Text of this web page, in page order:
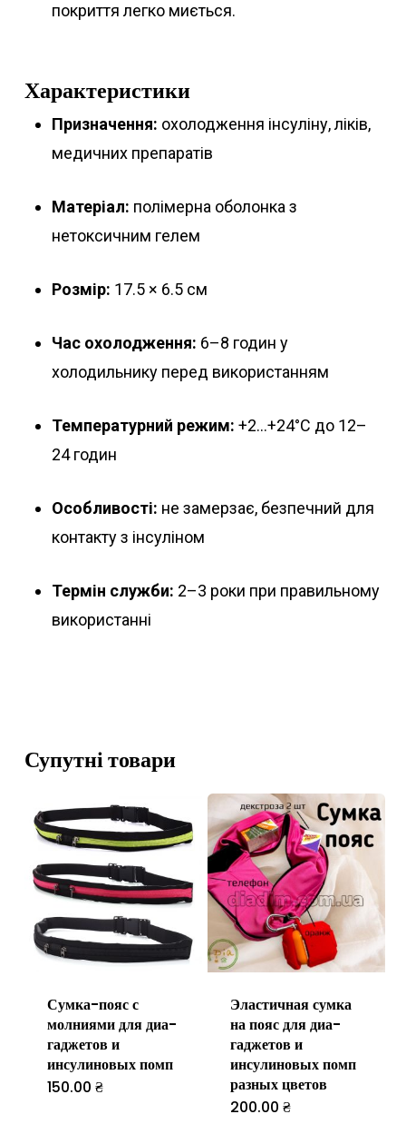
покриття легко миється.
Характеристики
Призначення: охолодження інсуліну, ліків,
медичних препаратів
Матеріал: полімерна оболонка з
нетоксичним гелем
Розмір: 17.5 × 6.5 см
Час охолодження: 6–8 годин у
холодильнику перед використанням
Температурний режим: +2…+24°C до 12–
24 годин
Особливості: не замерзає, безпечний для
контакту з інсуліном
Термін служби: 2–3 роки при правильному
використанні
Супутні товари
Сумка-пояс с
молниями для диа-
гаджетов и
инсулиновых помп
150.00 ₴
Эластичная сумка
на пояс для диа-
гаджетов и
инсулиновых помп
разных цветов
200.00 ₴